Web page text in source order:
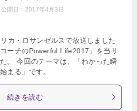
公開日： 2017年4月3日
カ・ロサンゼルスで放送しました
ーチのPowerful Life2017」を当サ
。 今回のテーマは、「わかった瞬
まる」です。
続きを読む